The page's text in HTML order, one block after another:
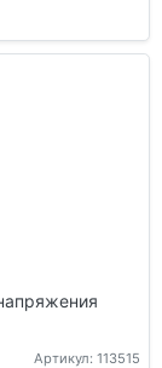
Артикул: 113515